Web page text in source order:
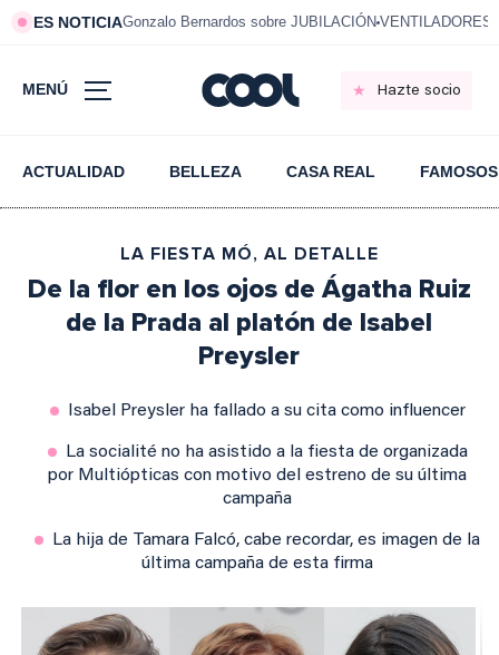
ES NOTICIAGonzalo Bernardos sobre JUBILACIÓN VENTILADORES
MENÚ Hazte socio
ACTUALIDAD BELLEZA CASA REAL FAMOSOS
LA FIESTA MÓ, AL DETALLE
De la flor en los ojos de Ágatha Ruiz
de la Prada al platón de Isabel
Preysler
Isabel Preysler ha fallado a su cita como influencer
La socialité no ha asistido a la fiesta de organizada
por Multiópticas con motivo del estreno de su última
campaña
La hija de Tamara Falcó, cabe recordar, es imagen de la
última campaña de esta firma